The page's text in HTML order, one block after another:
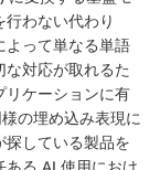
わない代わり
よって単なる単語
対応が取れるた
リケーションに有
の埋め込み表現に
探している製品を